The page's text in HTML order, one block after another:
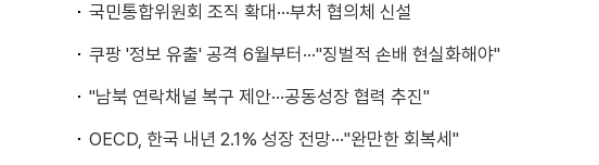
국민통합위원회 조직 확대···부처 협의체 신설
쿠팡 '정보 유출' 공격 6월부터···"징벌적 손배 현실화해야"
"남북 연락채널 복구 제안···공동성장 협력 추진"
OECD, 한국 내년 2.1% 성장 전망···"완만한 회복세"